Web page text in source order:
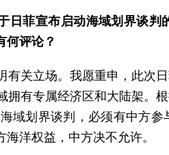
日菲宣布启动海域划界谈
何评论？
关立场。我愿重申，此次
有专属经济区和大陆架。
域划界谈判，必须有中方
洋权益，中方决不允许。